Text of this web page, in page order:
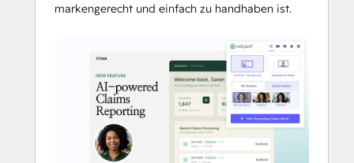
markengerecht und einfach zu handhaben ist.